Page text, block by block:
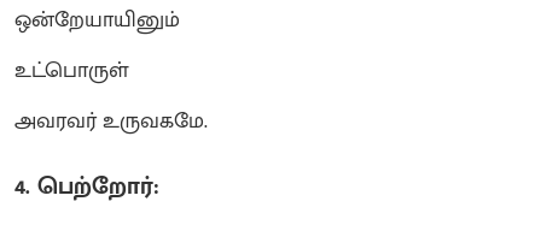
ஒன்றேயாயினும்
உட்பொருள்
அவரவர் உருவகமே.
4. பெற்றோர்: